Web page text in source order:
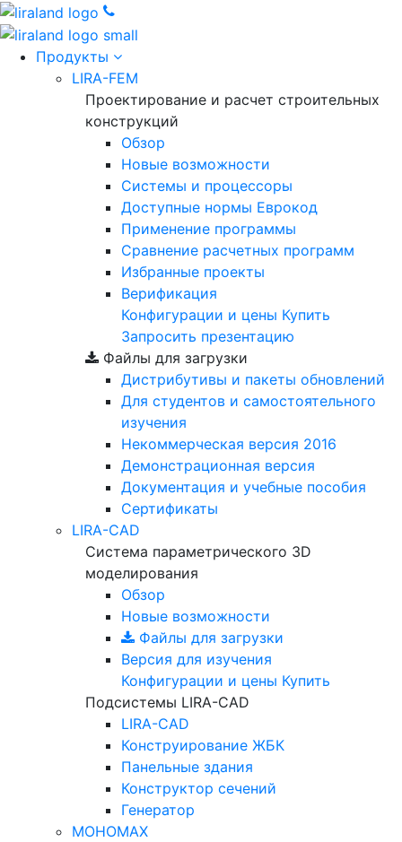
Продукты
LIRA-FEM
Проектирование и расчет строительных
конструкций
Обзор
Новые возможности
Cистемы и процессоры
Доступные нормы Еврокод
Применение программы
Сравнение расчетных программ
Избранные проекты
Верификация
Конфигурации и цены Купить
Запросить презентацию
Файлы для загрузки
Дистрибутивы и пакеты обновлений
Для студентов и самостоятельного
изучения
Некоммерческая версия 2016
Демонстрационная версия
Документация и учебные пособия
Сертификаты
LIRA-CAD
Система параметрического 3D
моделирования
Обзор
Новые возможности
Файлы для загрузки
Версия для изучения
Конфигурации и цены Купить
Подсистемы LIRA-CAD
LIRA-CAD
Конструирование ЖБК
Панельные здания
Конструктор сечений
Генератор
МОНОМАХ